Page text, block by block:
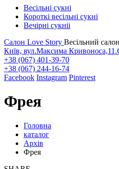
Весільні сукні
Короткі весільні сукні
Вечірні сукніі
Салон Love Story Весільний салон
Київ, вул.Максима
+38 (067) 401-39-70
+38 (067) 244-16-74
Facebook Instagram Pinterest
Фрея
Головна
каталог
Архів
Фрея